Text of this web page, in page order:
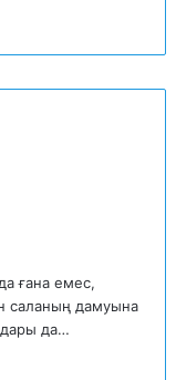
ғана емес,
саланың дамуына
да…